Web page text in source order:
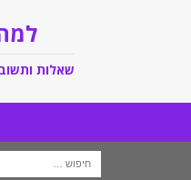
שאלות